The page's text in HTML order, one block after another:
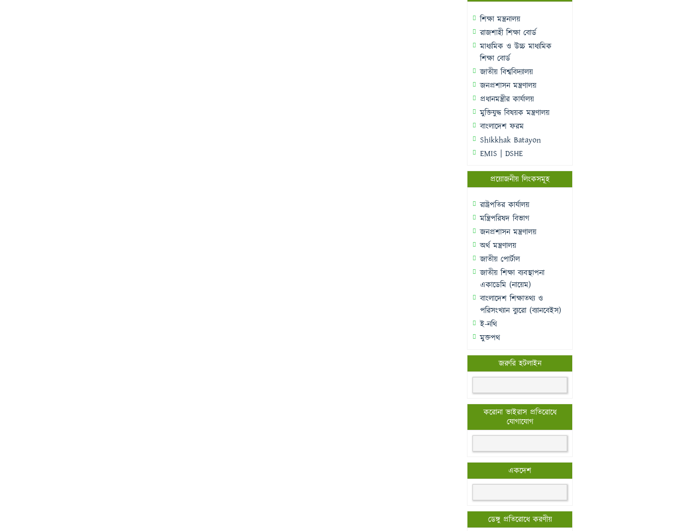
শিক্ষা মন্ত্রনালয়
রাজশাহী শিক্ষা বোর্ড
মাধ্যমিক ও উচ্চ মাধ্যমিক
শিক্ষা বোর্ড
জাতীয় বিশ্ববিদ্যালয়
জনপ্রশাসন মন্ত্রণালয়
প্রধানমন্ত্রীর কার্যালয়
মুক্তিযুদ্ধ বিষয়ক মন্ত্রণালয়
বাংলাদেশ ফরম
Shikkhak Batayon
EMIS | DSHE
প্রয়োজনীয় লিংকসমূহ
রাষ্ট্রপতির কার্যালয়
মন্ত্রিপরিষদ বিভাগ
জনপ্রশাসন মন্ত্রণালয়
অর্থ মন্ত্রণালয়
জাতীয় পোর্টাল
জাতীয় শিক্ষা ব্যবস্থাপনা
একাডেমি (নায়েম)
বাংলাদেশ শিক্ষাতথ্য ও
পরিসংখ্যান ব্যুরো (ব্যানবেইস)
ই-নথি
মুক্তপথ
জরুরি হটলাইন
করোনা ভাইরাস প্রতিরোধে
যোগাযোগ
একদেশ
ডেঙ্গু প্রতিরোধে করণীয়